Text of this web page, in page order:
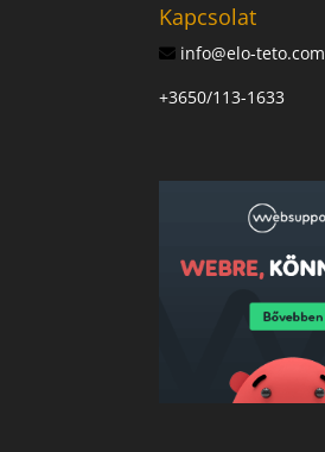
Kapcsolat
info@elo-teto.com
+3650/113-1633